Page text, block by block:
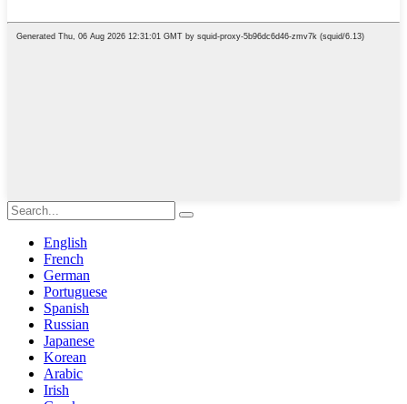
English
French
German
Portuguese
Spanish
Russian
Japanese
Korean
Arabic
Irish